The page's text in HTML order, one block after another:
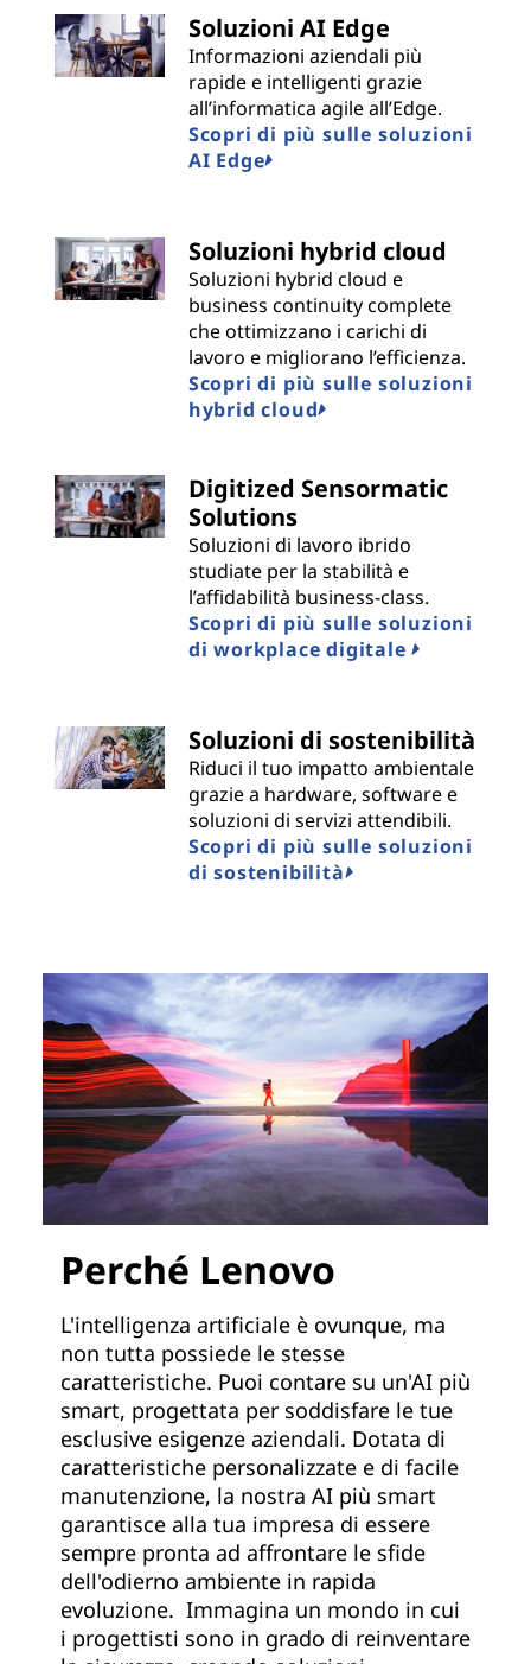
Soluzioni AI Edge
Informazioni aziendali più
rapide e intelligenti grazie
all’informatica agile all’Edge.
Scopri di più sulle soluzioni
AI Edge
Soluzioni hybrid cloud
Soluzioni hybrid cloud e
business continuity complete
che ottimizzano i carichi di
lavoro e migliorano l’efficienza.
Scopri di più sulle soluzioni
hybrid cloud
Digitized Sensormatic
Solutions
Soluzioni di lavoro ibrido
studiate per la stabilità e
l’affidabilità business-class.
Scopri di più sulle soluzioni
di workplace digitale
Soluzioni di sostenibilità
Riduci il tuo impatto ambientale
grazie a hardware, software e
soluzioni di servizi attendibili.
Scopri di più sulle soluzioni
di sostenibilità
Perché Lenovo
L'intelligenza artificiale è ovunque, ma
non tutta possiede le stesse
caratteristiche. Puoi contare su un'AI più
smart, progettata per soddisfare le tue
esclusive esigenze aziendali. Dotata di
caratteristiche personalizzate e di facile
manutenzione, la nostra AI più smart
garantisce alla tua impresa di essere
sempre pronta ad affrontare le sfide
dell'odierno ambiente in rapida
evoluzione. Immagina un mondo in cui
i progettisti sono in grado di reinventare